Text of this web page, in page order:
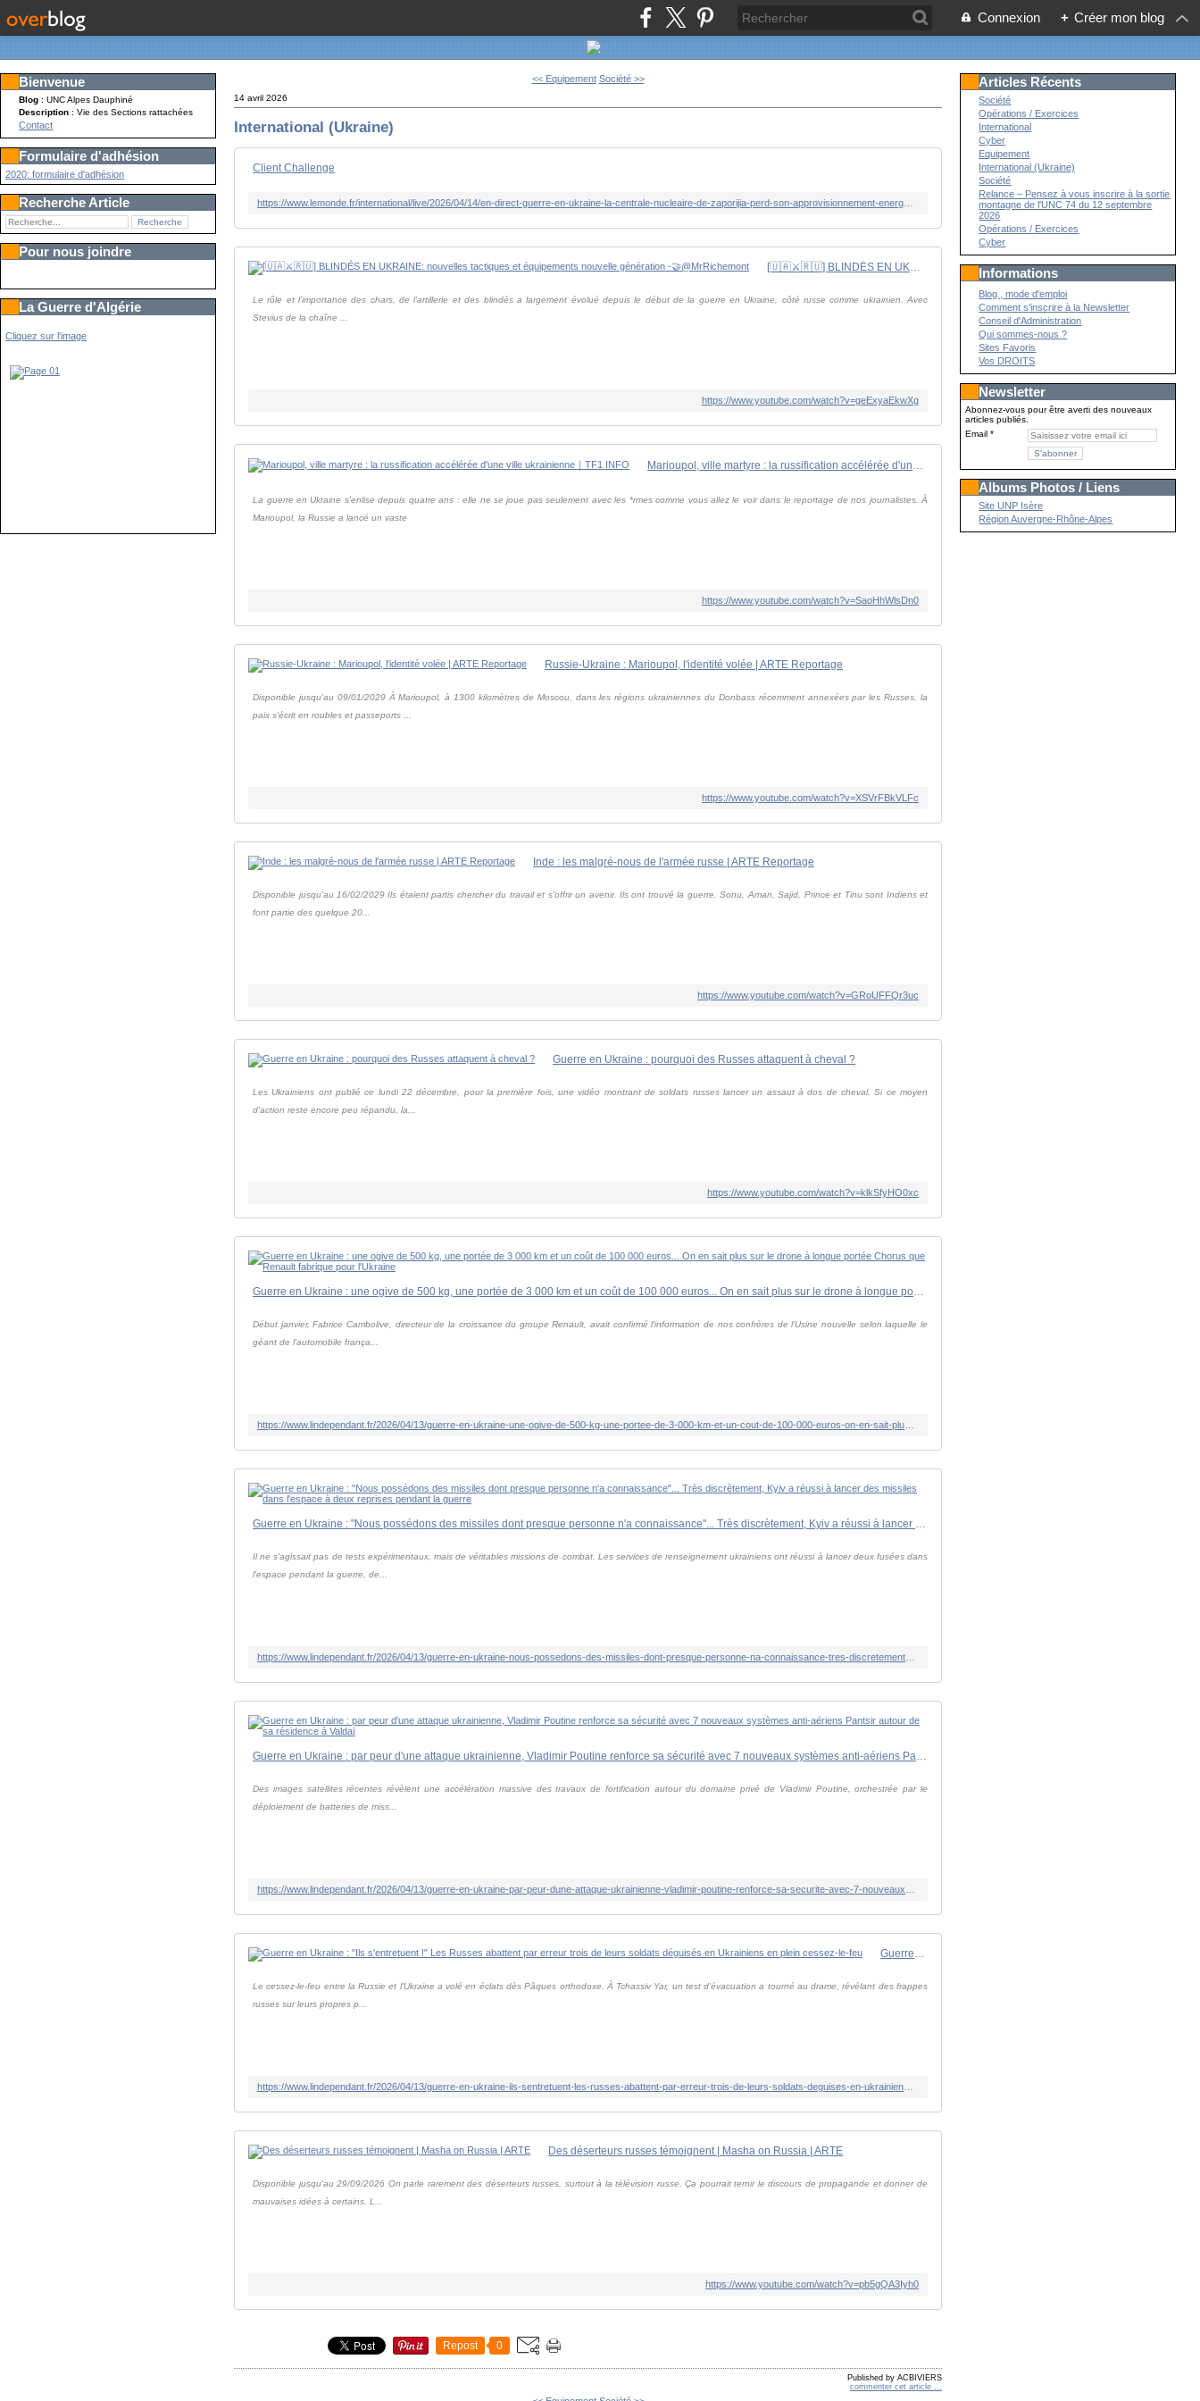
Connexion + Créer mon blog
Bienvenue
Blog : UNC Alpes Dauphiné
Description: Vie des Sections rattachées
Contact
Formulaire d'adhésion
2020: formulaire d'adhésion
Recherche Article
Pour nous joindre
La Guerre d'Algérie
Cliquez sur l'image
<< Equipement Société >>
14 avril 2026
International (Ukraine)
Client Challenge
[🇺🇦⚔️🇷🇺] BLINDÉS EN UKRAINE: nouvelles tactiques et équipements nouvelle génération -🤝@MrRichemont
Le rôle et l'importance des chars, de l'artillerie et des blindés a largement évolué depuis le début de la guerre en Ukraine, côté russe comme ukrainien. Avec
Stevius de la chaîne ...
https://www.youtube.com/watch?v=geExyaEkwXg
Marioupol, ville martyre : la russification accélérée d'une ville ukrainienne｜TF1 INFO
La guerre en Ukraine s'enlise depuis quatre ans : elle ne se joue pas seulement avec les *rmes comme vous allez le voir dans le reportage de nos journalistes. À
Marioupol, la Russie a lancé un vaste
https://www.youtube.com/watch?v=SaoHhWlsDn0
Russie-Ukraine : Marioupol, l'identité volée | ARTE Reportage
Disponible jusqu'au 09/01/2029 À Marioupol, à 1300 kilomètres de Moscou, dans les régions ukrainiennes du Donbass récemment annexées par les Russes, la
paix s'écrit en roubles et passeports ...
https://www.youtube.com/watch?v=XSVrFBkVLFc
Inde : les malgré-nous de l'armée russe | ARTE Reportage
Disponible jusqu'au 16/02/2029 Ils étaient partis chercher du travail et s'offrir un avenir. Ils ont trouvé la guerre. Sonu, Aman, Sajid, Prince et Tinu sont Indiens et
font partie des quelque 20...
https://www.youtube.com/watch?v=GRoUFFQr3uc
Guerre en Ukraine : pourquoi des Russes attaquent à cheval ?
Les Ukrainiens ont publié ce lundi 22 décembre, pour la première fois, une vidéo montrant de soldats russes lancer un assaut à dos de cheval. Si ce moyen
d'action reste encore peu répandu, la...
https://www.youtube.com/watch?v=klkSfyHO0xc
Guerre en Ukraine : une ogive de 500 kg, une portée de 3 000 km et un coût de 100 000 euros... On en sait plus sur le drone à longue portée Chorus que Renault fabrique pour l'Ukraine
Début janvier, Fabrice Cambolive, directeur de la croissance du groupe Renault, avait confirmé l'information de nos confrères de l'Usine nouvelle selon laquelle le
géant de l'automobile frança...
Guerre en Ukraine : "Nous possédons des missiles dont presque personne n'a connaissance"... Très discrètement, Kyiv a réussi à lancer des missiles dans l'espace à deux reprises pendant la guerre
Il ne s'agissait pas de tests expérimentaux, mais de véritables missions de combat. Les services de renseignement ukrainiens ont réussi à lancer deux fusées dans
l'espace pendant la guerre, de...
Guerre en Ukraine : par peur d'une attaque ukrainienne, Vladimir Poutine renforce sa sécurité avec 7 nouveaux systèmes anti-aériens Pantsir autour de sa résidence à Valdaï
Des images satellites récentes révèlent une accélération massive des travaux de fortification autour du domaine privé de Vladimir Poutine, orchestrée par le
déploiement de batteries de miss...
Guerre en Ukraine : "Ils s'entretuent !" Les Russes abattent par erreur trois de leurs soldats déguisés en Ukrainiens en plein cessez-le-feu
Le cessez-le-feu entre la Russie et l'Ukraine a volé en éclats dès Pâques orthodoxe. À Tchassiv Yar, un test d'évacuation a tourné au drame, révélant des frappes
russes sur leurs propres p...
Des déserteurs russes témoignent | Masha on Russia | ARTE
Disponible jusqu'au 29/09/2026 On parle rarement des déserteurs russes, surtout à la télévision russe. Ça pourrait ternir le discours de propagande et donner de
mauvaises idées à certains. L...
https://www.youtube.com/watch?v=pb5gQA3Iyh0
Repost 0
Published by ACBIVIERS
commenter cet article
Articles Récents
Société
Opérations / Exercices
International
Cyber
Equipement
International (Ukraine)
Société
Relance – Pensez à vous inscrire à la sortie
montagne de l'UNC 74 du 12 septembre
2026
Opérations / Exercices
Cyber
Informations
Blog , mode d'emploi
Comment s'inscrire à la Newsletter
Conseil d'Administration
Qui sommes-nous ?
Sites Favoris
Vos DROITS
Newsletter
Abonnez-vous pour être averti des nouveaux
articles publiés.
Email
Albums Photos / Liens
Site UNP Isère
Région Auvergne-Rhône-Alpes